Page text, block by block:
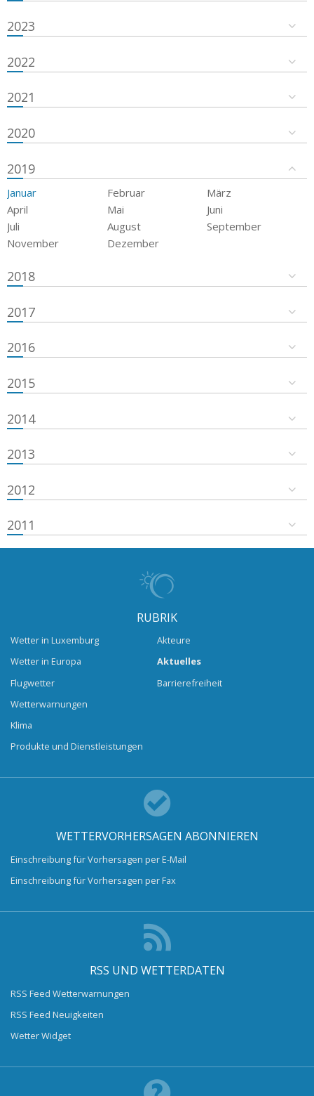
2023
2022
2021
2020
2019
Januar Februar
März
April
Mai
Juni
Juli
August
September
November
Dezember
2018
2017
2016
2015
2014
2013
2012
2011
RUBRIK
Wetter in Luxemburg
Wetter in Europa
Flugwetter
Wetterwarnungen
Klima
Produkte und Dienstleistungen
Akteure
Aktuelles
Barrierefreiheit
WETTERVORHERSAGEN ABONNIEREN
Einschreibung für Vorhersagen per E-Mail
Einschreibung für Vorhersagen per Fax
RSS UND WETTERDATEN
RSS Feed Wetterwarnungen
RSS Feed Neuigkeiten
Wetter Widget